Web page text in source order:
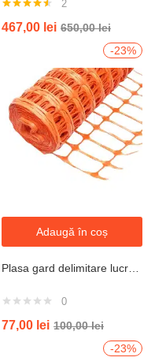
4.50din 5
2
467,00 lei 650,00lei
-23%
Adaugă în coș
0
77,00 lei 100,00lei
-23%